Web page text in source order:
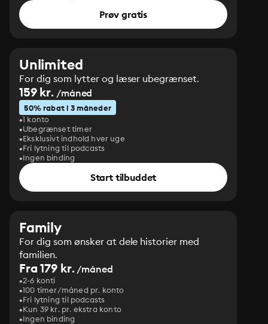
Prøv gratis
Unlimited
For dig som lytter og læser ubegrænset.
159 kr. /måned
50% rabat i 3 måneder
1 konto
Ubegrænset timer
Eksklusivt indhold hver uge
Fri lytning til podcasts
Ingen binding
Start tilbuddet
Family
For dig som ønsker at dele historier med
familien.
Fra 179 kr./måned
2-6 konti
100 timer/måned pr. konto
Fri lytning til podcasts
Kun 39 kr. pr. ekstra konto
Ingen binding